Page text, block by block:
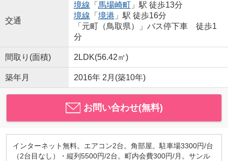
交通
境線 「 馬場崎町」駅 徒歩13分
境線 「 境港 」駅 徒歩16分
「元町（鳥取県）」バス停下車 徒歩1
分
間取り(面積) 2LDK(56.42㎡)
築年月 2016年 2月(築10年)
お問い合わせ(無料)
インターネット無料。エアコン2台。角部屋。駐車場3300円/台
（2台目なし）・縦列5500円/2台。町内会費300円/月。サンル